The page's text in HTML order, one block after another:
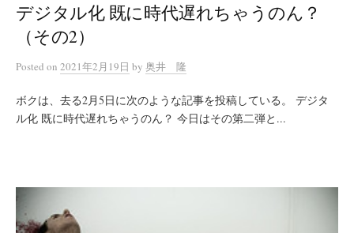
デジタル化 既に時代遅れちゃうのん？
（その2）
Posted on 2021年2月19日 by 奥井 隆
ボクは、去る2月5日に次のような記事を投稿している。 デジタ
ル化 既に時代遅れちゃうのん？ 今日はその第二弾と...